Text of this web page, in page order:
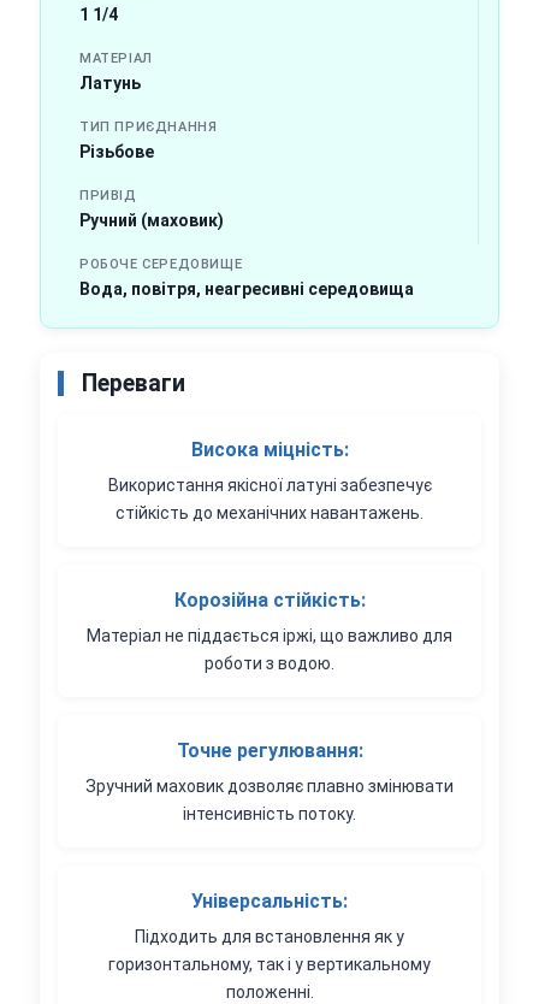
1 1/4
МАТЕРІАЛ
Латунь
ТИП ПРИЄДНАННЯ
Різьбове
ПРИВІД
Ручний (маховик)
РОБОЧЕ СЕРЕДОВИЩЕ
Вода, повітря, неагресивні середовища
Переваги
Висока міцність:
Використання якісної латуні забезпечує
стійкість до механічних навантажень.
Корозійна стійкість:
Матеріал не піддається іржі, що важливо для
роботи з водою.
Точне регулювання:
Зручний маховик дозволяє плавно змінювати
інтенсивність потоку.
Універсальність:
Підходить для встановлення як у
горизонтальному, так і у вертикальному
положенні.